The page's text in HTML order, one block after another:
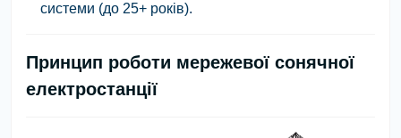
системи (до 25+ років).
Принцип роботи мережевої сонячної
електростанції